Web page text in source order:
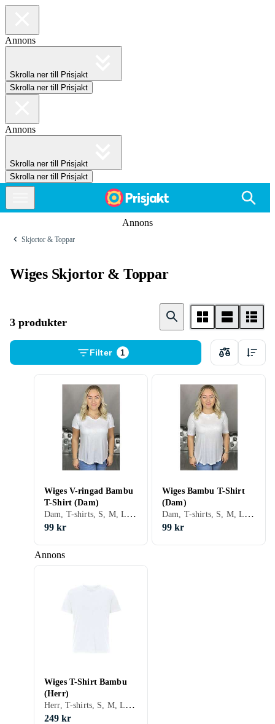
Annons
Skrolla ner till Prisjakt
Skrolla ner till Prisjakt
Annons
Skrolla ner till Prisjakt
Skrolla ner till Prisjakt
Annons
Skjortor & Toppar
Wiges Skjortor & Toppar
3 produkter
Filter 1
Annons
Wiges V-ringad Bambu
T-Shirt (Dam)
Dam, T-shirts, S, M, L, XL, XXL
99 kr
Wiges Bambu T-Shirt
(Dam)
Dam, T-shirts, S, M, L, XL, XXL, XS
99 kr
Wiges T-Shirt Bambu
(Herr)
Herr, T-shirts, S, M, L, XL, XXL
249 kr